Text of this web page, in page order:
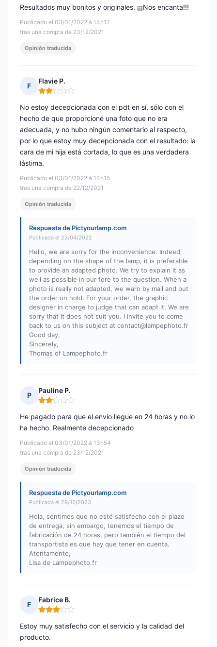
Publicado el 03/01/2022 à 14h17
tras una compra de 23/12/2021
Resultados muy bonitos y originales. ¡¡¡Nos encanta!!!
Opinión traducida
F
Flavie P.
Nota: 2 de 5
Publicado el 03/01/2022 à 14h15
tras una compra de 22/12/2021
No estoy decepcionada con el pdt en sí, sólo con el
hecho de que proporcioné una foto que no era
adecuada, y no hubo ningún comentario al respecto,
por lo que estoy muy decepcionada con el resultado: la
cara de mi hija está cortada, lo que es una verdadera
lástima.
Opinión traducida
Respuesta de Pictyourlamp.com
Publicada el 22/04/2022
Hello, we are sorry for the inconvenience. Indeed,
depending on the shape of the lamp, it is preferable
to provide an adapted photo. We try to explain it as
well as possible in our fore to the question. When a
photo is really not adapted, we warn by mail and put
the order on hold. For your order, the graphic
designer in charge to judge that can adapt it. We are
sorry that it does not suit you. I invite you to come
back to us on this subject at contact@lampephoto.fr
Good day,
Sincerely,
Thomas of Lampephoto.fr
P
Pauline P.
Nota: 2 de 5
Publicado el 03/01/2022 à 13h54
tras una compra de 23/12/2021
He pagado para que el envío llegue en 24 horas y no lo
ha hecho. Realmente decepcionado
Opinión traducida
Respuesta de Pictyourlamp.com
Publicada el 29/12/2023
Hola, sentimos que no esté satisfecho con el plazo
de entrega, sin embargo, tenemos el tiempo de
fabricación de 24 horas, pero también el tiempo del
transportista es que hay que tener en cuenta.
Atentamente,
Lisa de Lampephoto.fr
F
Fabrice B.
Nota: 3 de 5
Estoy muy satisfecho con el servicio y la calidad del
producto.